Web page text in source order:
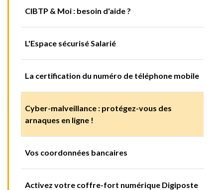
CIBTP & Moi : besoin d'aide ?
L'Espace sécurisé Salarié
La certification du numéro de téléphone mobile
Cyber-malveillance : protégez-vous des
arnaques en ligne !
Vos coordonnées bancaires
Activez votre coffre-fort numérique Digiposte